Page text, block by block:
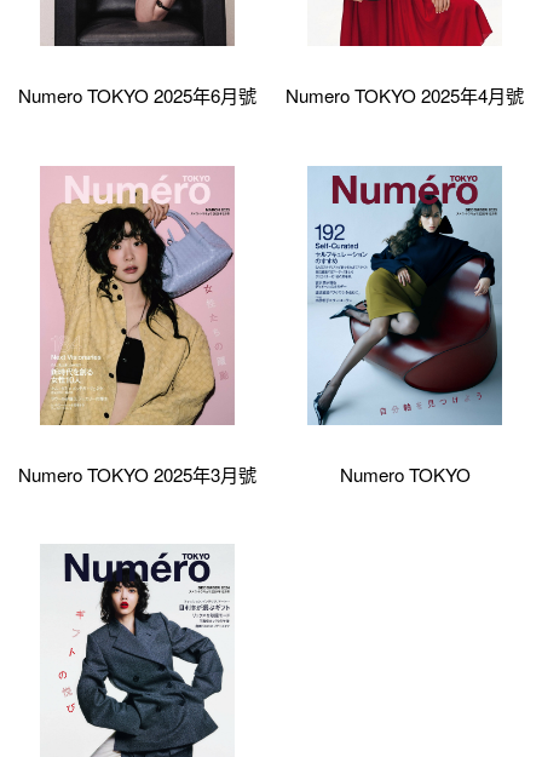
Numero TOKYO 2025年6月號 Numero TOKYO 2025年4月號
Numero TOKYO 2025年3月號 Numero TOKYO